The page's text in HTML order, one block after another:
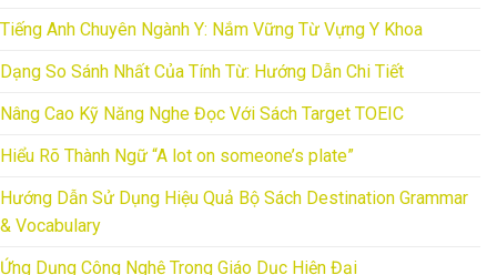
Tiếng Anh Chuyên Ngành Y: Nắm Vững Từ Vựng Y Khoa
Dạng So Sánh Nhất Của Tính Từ: Hướng Dẫn Chi Tiết
Nâng Cao Kỹ Năng Nghe Đọc Với Sách Target TOEIC
Hiểu Rõ Thành Ngữ “A lot on someone’s plate”
Hướng Dẫn Sử Dụng Hiệu Quả Bộ Sách Destination Grammar
& Vocabulary
Ứng Dụng Công Nghệ Trong Giáo Dục Hiện Đại